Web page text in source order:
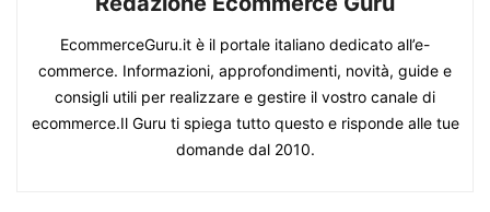
EcommerceGuru.it è il portale italiano dedicato all’e-
commerce. Informazioni, approfondimenti, novità, guide e
consigli utili per realizzare e gestire il vostro canale di
ecommerce.Il Guru ti spiega tutto questo e risponde alle tue
domande dal 2010.